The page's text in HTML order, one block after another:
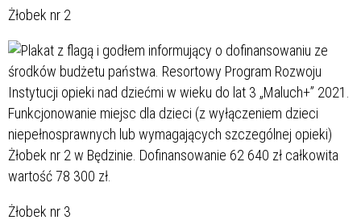
Żłobek nr 2
Żłobek nr 3